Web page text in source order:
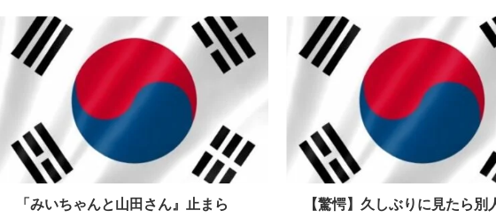
「みいちゃんと山田さん』止まら
【驚愕】久しぶりに見たら別